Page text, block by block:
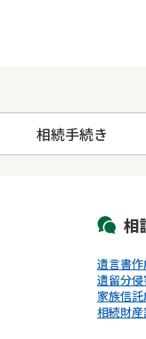
相続手続き
相
遺言書
遺留分
家族信託
相続財